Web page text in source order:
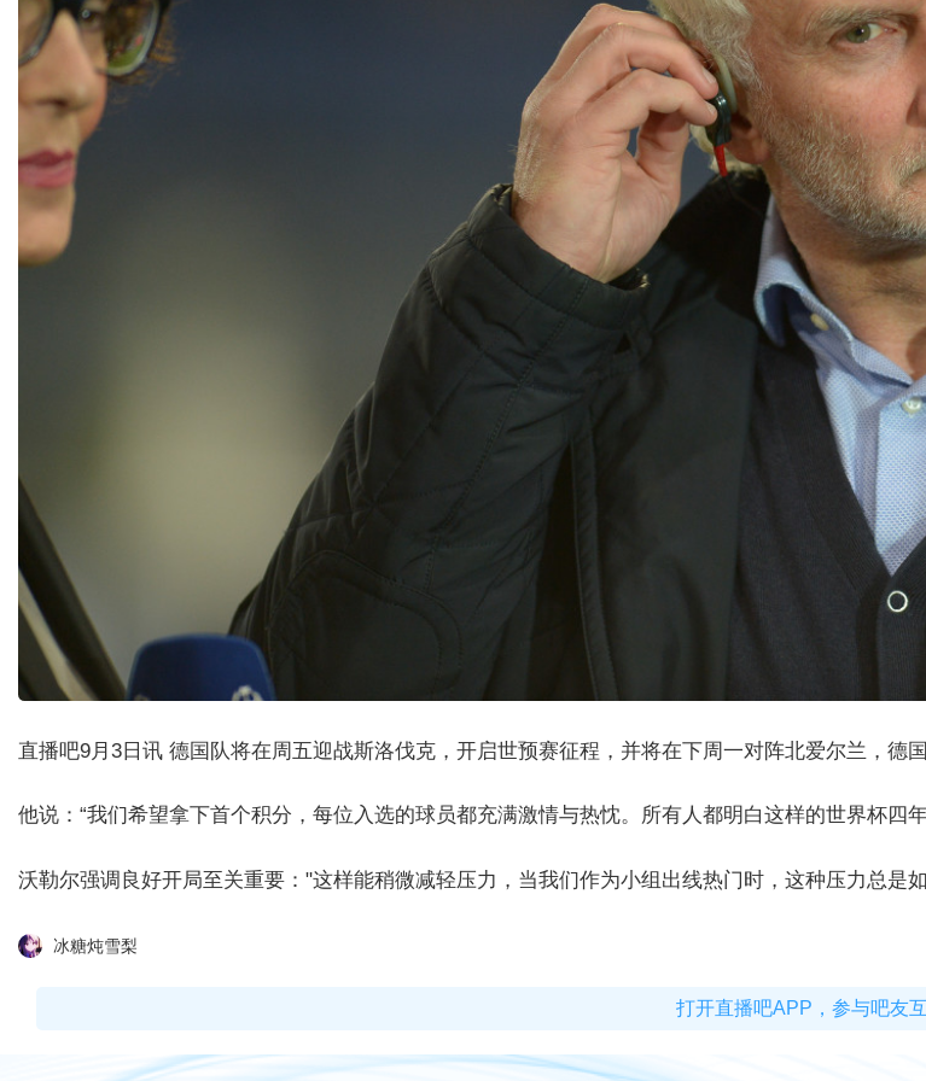
直播吧9月3日讯 德国队将在周五迎战斯洛伐克，开启世预赛征程，并将在下周一对阵北爱尔兰，德
他说：“我们希望拿下首个积分，每位入选的球员都充满激情与热忱。所有人都明白这样的世界杯四
沃勒尔强调良好开局至关重要："这样能稍微减轻压力，当我们作为小组出线热门时，这种压力总是
冰糖炖雪梨
打开直播吧APP，参与吧友